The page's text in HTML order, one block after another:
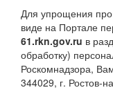
Для упрощения
виде на Портале
61.rkn.gov.ru в
обработку)
Роскомнадзора,
344029, г. Ростов-